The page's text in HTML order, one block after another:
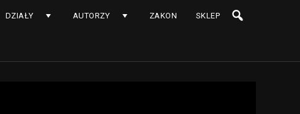
DZIAŁY AUTORZY ZAKON SKLEP